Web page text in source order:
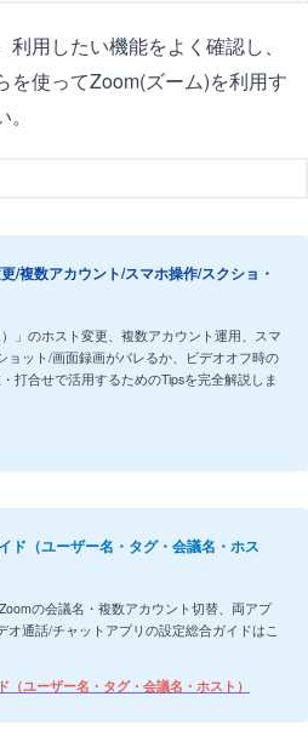
用したい機能をよく確認し、
を使ってZoom(ズーム)を利用す
/複数アカウント/スマホ操作/スクショ・
」のホスト変更、複数アカウント運用、スマ
ョット/画面録画がバレるか、ビデオオフ時の
打合せで活用するためのTipsを完全解説しま
（ユーザー名・タグ・会議名・ホス
の会議名・複数アカウント切替、両アプ
オ通話/チャットアプリの設定総合ガイドはこ
ユーザー名・タグ・会議名・ホスト）